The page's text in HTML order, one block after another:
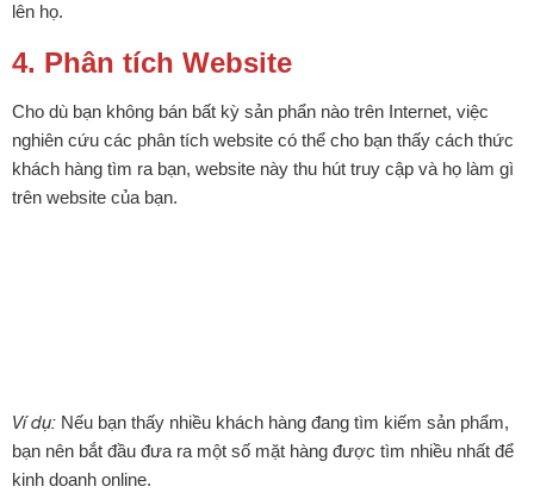
lên họ.
4. Phân tích Website
Cho dù bạn không bán bất kỳ sản phẩn nào trên Internet, việc
nghiên cứu các phân tích website có thể cho bạn thấy cách thức
khách hàng tìm ra bạn, website này thu hút truy cập và họ làm gì
trên website của bạn.
Ví dụ: Nếu bạn thấy nhiều khách hàng đang tìm kiếm sản phẩm,
bạn nên bắt đầu đưa ra một số mặt hàng được tìm nhiều nhất để
kinh doanh online.